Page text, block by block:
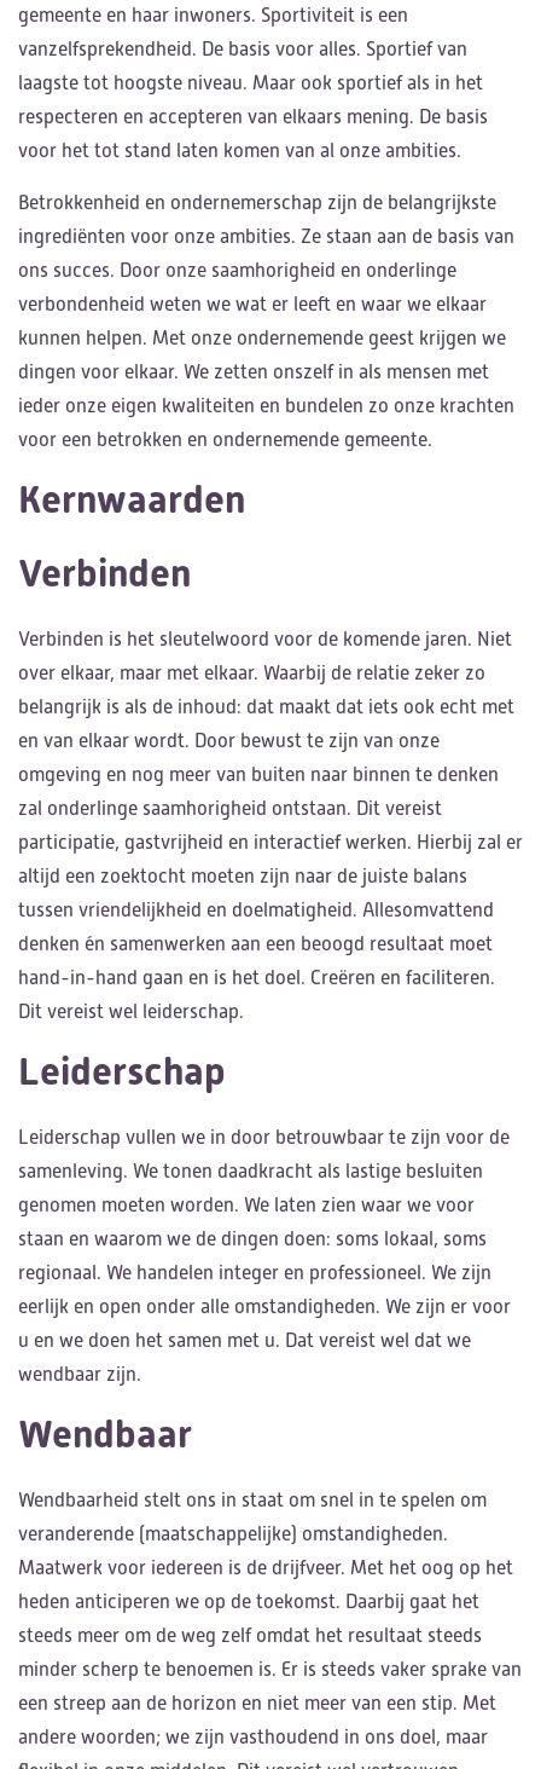
gemeente en haar inwoners. Sportiviteit is een
vanzelfsprekendheid. De basis voor alles. Sportief van
laagste tot hoogste niveau. Maar ook sportief als in het
respecteren en accepteren van elkaars mening. De basis
voor het tot stand laten komen van al onze ambities.
Betrokkenheid en ondernemerschap zijn de belangrijkste
ingrediënten voor onze ambities. Ze staan aan de basis van
ons succes. Door onze saamhorigheid en onderlinge
verbondenheid weten we wat er leeft en waar we elkaar
kunnen helpen. Met onze ondernemende geest krijgen we
dingen voor elkaar. We zetten onszelf in als mensen met
ieder onze eigen kwaliteiten en bundelen zo onze krachten
voor een betrokken en ondernemende gemeente.
Kernwaarden
Verbinden
Verbinden is het sleutelwoord voor de komende jaren. Niet
over elkaar, maar met elkaar. Waarbij de relatie zeker zo
belangrijk is als de inhoud: dat maakt dat iets ook echt met
en van elkaar wordt. Door bewust te zijn van onze
omgeving en nog meer van buiten naar binnen te denken
zal onderlinge saamhorigheid ontstaan. Dit vereist
participatie, gastvrijheid en interactief werken. Hierbij zal er
altijd een zoektocht moeten zijn naar de juiste balans
tussen vriendelijkheid en doelmatigheid. Allesomvattend
denken én samenwerken aan een beoogd resultaat moet
hand-in-hand gaan en is het doel. Creëren en faciliteren.
Dit vereist wel leiderschap.
Leiderschap
Leiderschap vullen we in door betrouwbaar te zijn voor de
samenleving. We tonen daadkracht als lastige besluiten
genomen moeten worden. We laten zien waar we voor
staan en waarom we de dingen doen: soms lokaal, soms
regionaal. We handelen integer en professioneel. We zijn
eerlijk en open onder alle omstandigheden. We zijn er voor
u en we doen het samen met u. Dat vereist wel dat we
wendbaar zijn.
Wendbaar
Wendbaarheid stelt ons in staat om snel in te spelen om
veranderende (maatschappelijke) omstandigheden.
Maatwerk voor iedereen is de drijfveer. Met het oog op het
heden anticiperen we op de toekomst. Daarbij gaat het
steeds meer om de weg zelf omdat het resultaat steeds
minder scherp te benoemen is. Er is steeds vaker sprake van
een streep aan de horizon en niet meer van een stip. Met
andere woorden; we zijn vasthoudend in ons doel, maar